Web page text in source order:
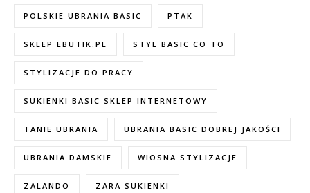
POLSKIE UBRANIA BASIC PTAK
SKLEP EBUTIK.PL STYL BASIC CO TO
STYLIZACJE DO PRACY
SUKIENKI BASIC SKLEP INTERNETOWY
TANIE UBRANIA UBRANIA BASIC DOBREJ JAKOŚCI
UBRANIA DAMSKIE WIOSNA STYLIZACJE
ZALANDO ZARA SUKIENKI